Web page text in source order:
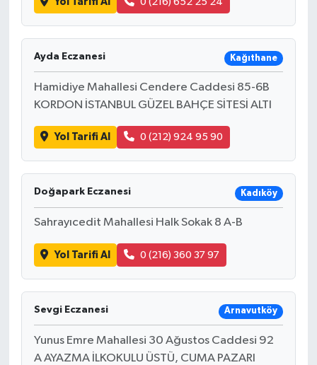
Ayda Eczanesi Kağıthane
Hamidiye Mahallesi Cendere Caddesi 85-6B
KORDON İSTANBUL GÜZEL BAHÇE SİTESİ ALTI
Yol Tarifi Al 0 (212) 924 95 90
Doğapark Eczanesi Kadıköy
Sahrayıcedit Mahallesi Halk Sokak 8 A-B
Yol Tarifi Al 0 (216) 360 37 97
Sevgi Eczanesi Arnavutköy
Yunus Emre Mahallesi 30 Ağustos Caddesi 92
A AYAZMA İLKOKULU ÜSTÜ, CUMA PAZARI